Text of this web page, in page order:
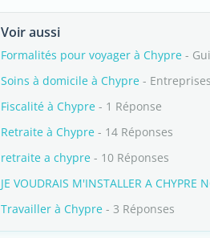
Voir aussi
Formalités pour voyager à Chypre -
Soins à domicile à Chypre - Entreprises
Fiscalité à Chypre - 1 Réponse
Retraite à Chypre - 14 Réponses
retraite a chypre - 10 Réponses
JE VOUDRAIS M'INSTALLER A CHYPRE
Travailler à Chypre - 3 Réponses